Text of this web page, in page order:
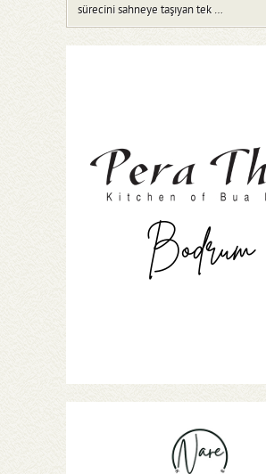
sürecini sahneye taşıyan tek …